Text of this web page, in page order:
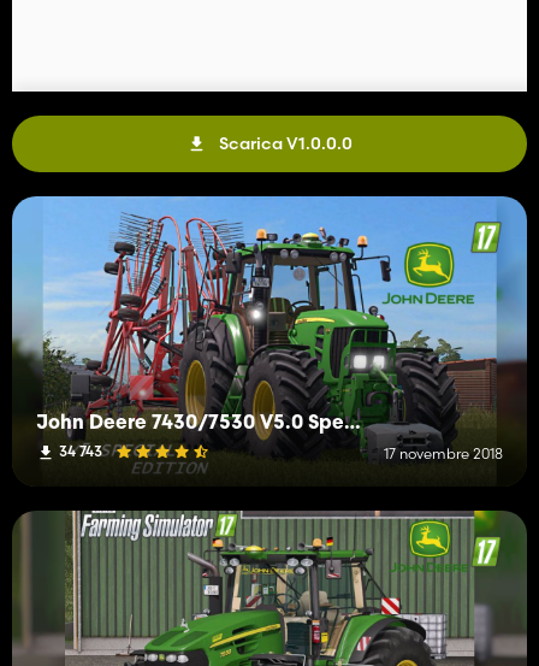
Scarica V1.0.0.0
John Deere 7430/7530 V5.0 Special Full
34 743 17 novembre 2018